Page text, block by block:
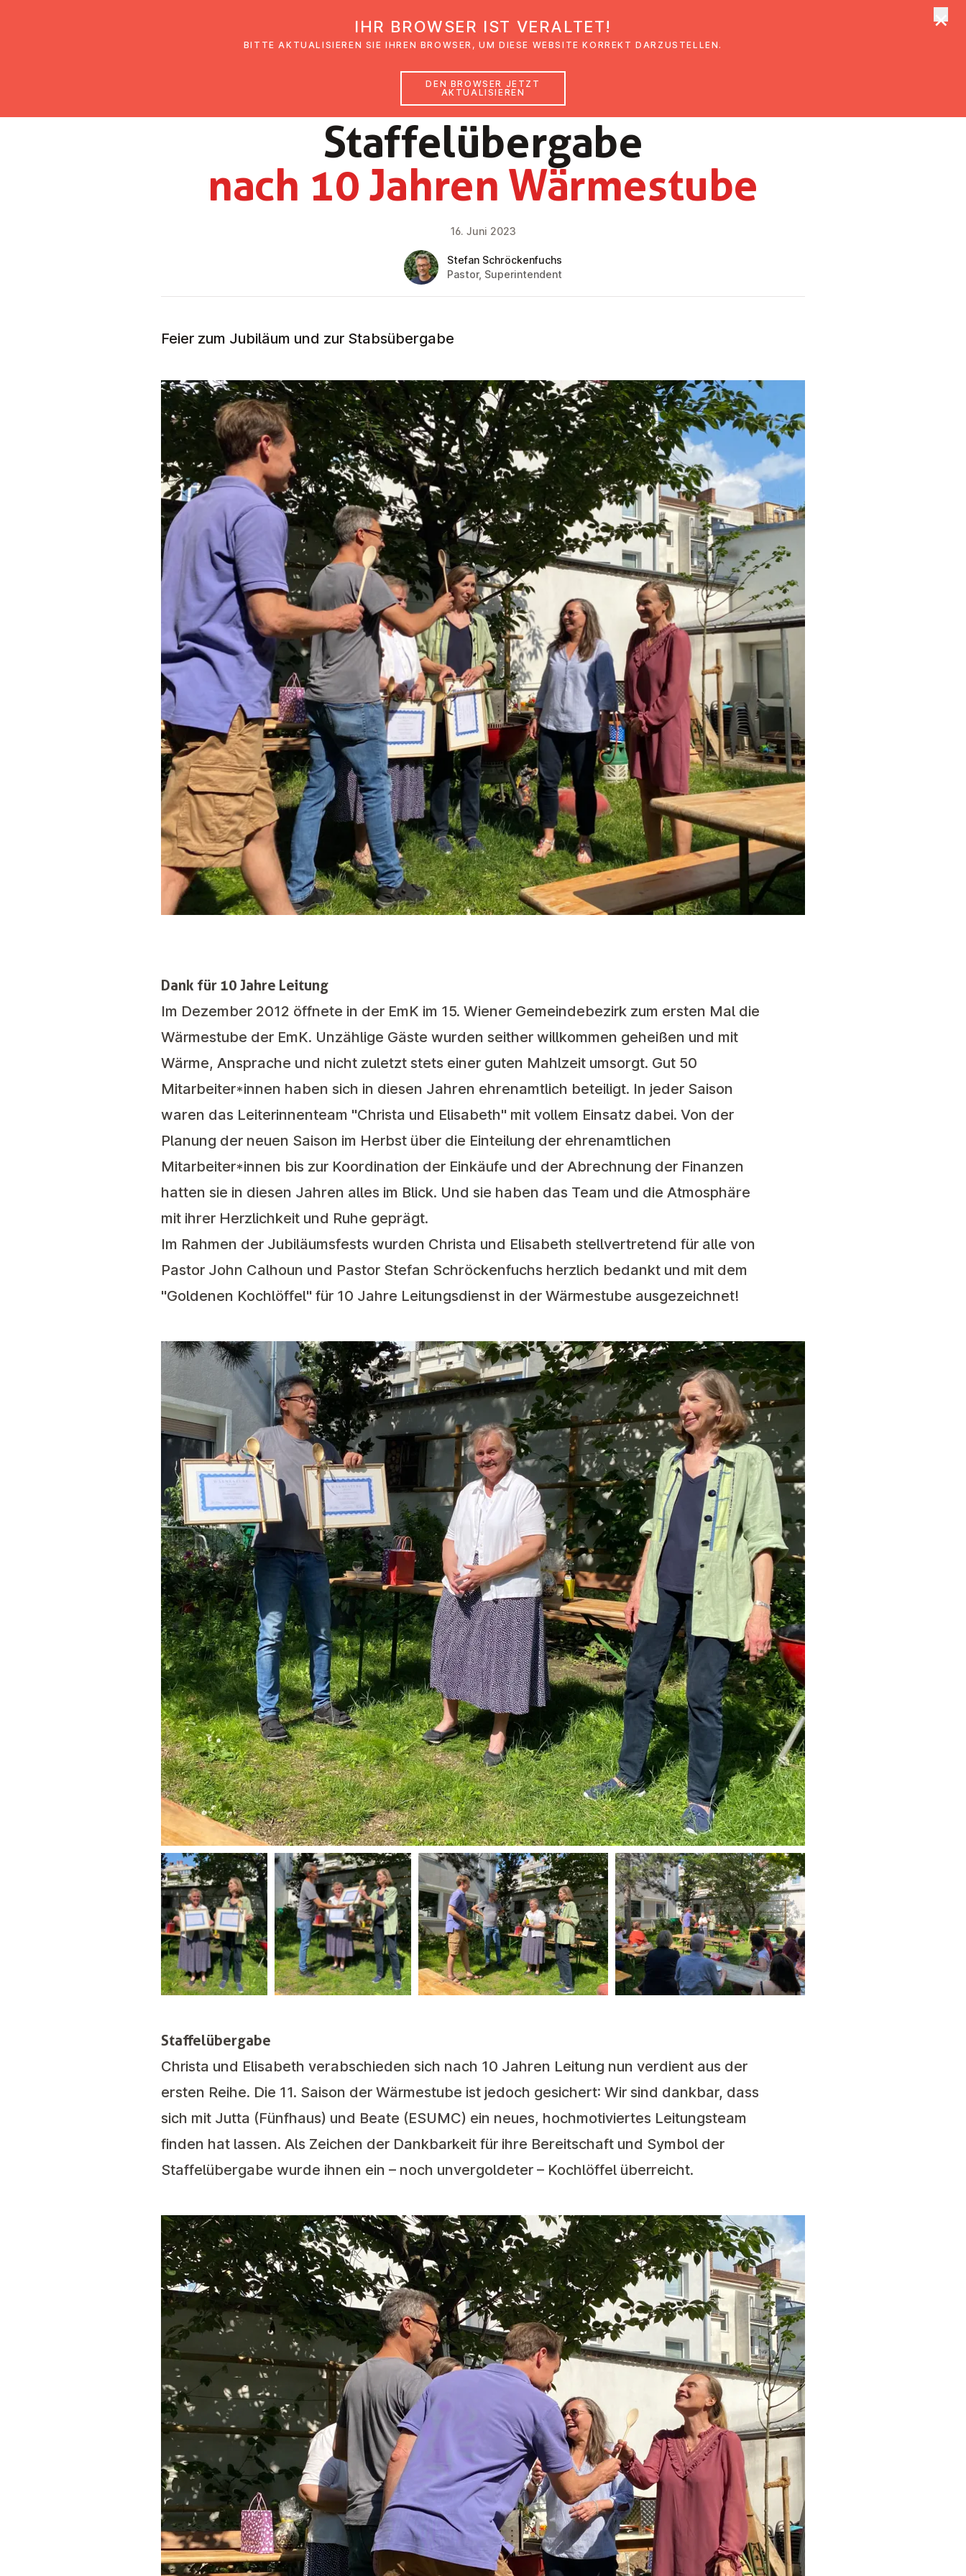
Glaubensimpulse News Veranstaltungen
Staf­fel­über­ga­be
nach 10 Jahren Wär­me­stu­be
NEWS
16. Juni 2023
Stefan Schröckenfuchs
Pastor, Superintendent
Feier zum Jubiläum und zur Stabsübergabe
Dank für 10 Jahre Leitung
Im Dezember 2012 öffnete in der EmK im 15. Wiener Gemeindebezirk zum ersten Mal die
Wärmestube der EmK. Unzählige Gäste wurden seither willkommen geheißen und mit
Wärme, Ansprache und nicht zuletzt stets einer guten Mahlzeit umsorgt. Gut 50
Mitarbeiter*innen haben sich in diesen Jahren ehrenamtlich beteiligt. In jeder Saison
waren das Leiterinnenteam "Christa und Elisabeth" mit vollem Einsatz dabei. Von der
Planung der neuen Saison im Herbst über die Einteilung der ehrenamtlichen
Mitarbeiter*innen bis zur Koordination der Einkäufe und der Abrechnung der Finanzen
hatten sie in diesen Jahren alles im Blick. Und sie haben das Team und die Atmosphäre
mit ihrer Herzlichkeit und Ruhe geprägt.
Im Rahmen der Jubiläumsfests wurden Christa und Elisabeth stellvertretend für alle von
Pastor John Calhoun und Pastor Stefan Schröckenfuchs herzlich bedankt und mit dem
"Goldenen Kochlöffel" für 10 Jahre Leitungsdienst in der Wärmestube ausgezeichnet!
Staffelübergabe
Christa und Elisabeth verabschieden sich nach 10 Jahren Leitung nun verdient aus der
ersten Reihe. Die 11. Saison der Wärmestube ist jedoch gesichert: Wir sind dankbar, dass
sich mit Jutta (Fünfhaus) und Beate (ESUMC) ein neues, hochmotiviertes Leitungsteam
finden hat lassen. Als Zeichen der Dankbarkeit für ihre Bereitschaft und Symbol der
Staffelübergabe wurde ihnen ein – noch unvergoldeter – Kochlöffel überreicht.
IHR BROWSER IST VERALTET!
BITTE AKTUALISIEREN SIE IHREN BROWSER, UM DIESE WEBSITE KORREKT DARZUSTELLEN.
DEN BROWSER JETZT
AKTUALISIEREN
×